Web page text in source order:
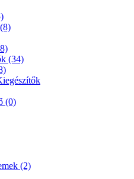
(34)
(0)
(2)